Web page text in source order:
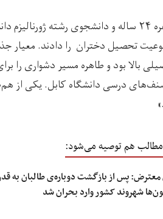
تحصیل دختران را دادند. معیار
بالا بود و طاهره مسیر دشواری را
درسی دانشگاه کابل. یکی از
مطالب هم توصیه می‌شود:
معترض: پس از بازگشت دوباره‌ی طالبان به
شهروند کشور وارد بحران شد